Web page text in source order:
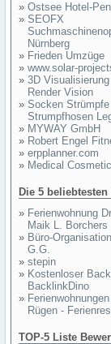
» Ostsee Hotel-
» SEOFX
Nürnberg
» Frieden Umzüge
» www.solar-
» 3D
Render Vision
» Socken Strümpfe
Strumpfhosen
» MYWAY GmbH
» Robert Engel
» erpplanner.com
» Medical
Die 5
» Ferienwohnung
Maik L. Borchers
» Büro-
G.G.
» stepin
» Kostenloser
BacklinkDino
»
Rügen -
TOP-5 Liste